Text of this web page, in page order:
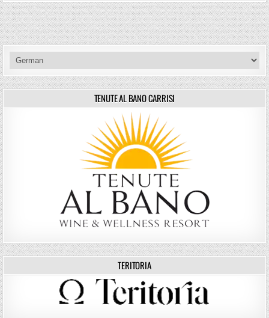
TENUTE AL BANO CARRISI
TERITORIA